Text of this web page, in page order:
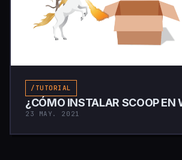
/TUTORIAL
¿CÓMO INSTALAR SCOOP EN
23 MAY. 2021